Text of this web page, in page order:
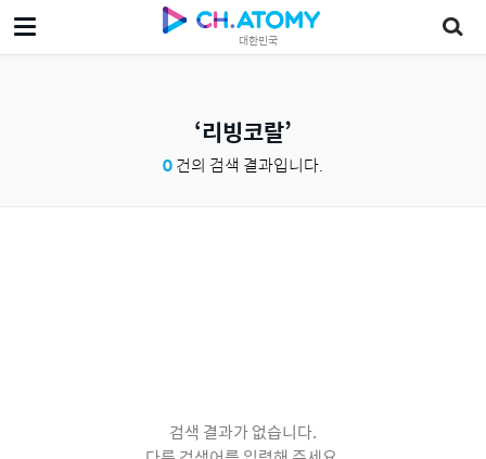
대한민국
리빙코랄
0건의 검색 결과입니다.
검색 결과가 없습니다.